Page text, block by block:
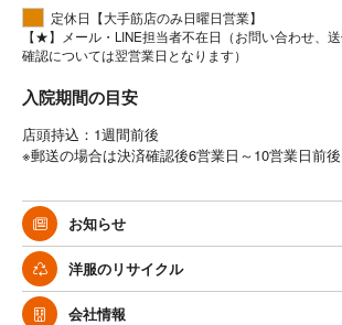
定休日【大手筋店のみ日
【★】メール・LINE担当者不在日（お問い合わせ、
確認については翌営業日となります）
入院期間の目安
店頭持込：1週間前後
※郵送の場合は決済確認後6営業日～10営業日前後
お知らせ
洋服のリサイクル
会社情報